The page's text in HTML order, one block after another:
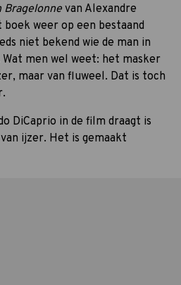
Bragelonne van Alexandre
boek weer op een bestaand
niet bekend wie de man in
men wel weet: het masker
maar van fluweel. Dat is toch
DiCaprio in de film draagt is
ijzer. Het is gemaakt